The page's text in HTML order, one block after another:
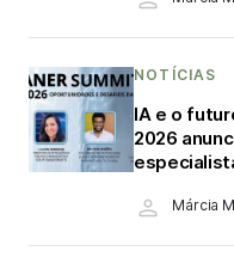
NOTÍCIAS
IA e o
2026
Márcia